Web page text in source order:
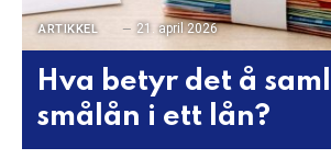
ARTIKKEL 21. april 2026
Hva betyr det å
smålån i ett lån?